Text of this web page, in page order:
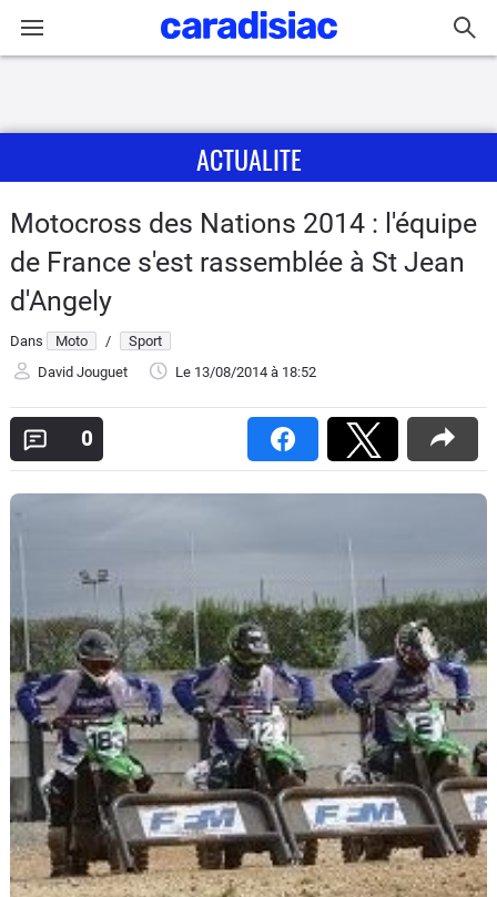
Actu
Essais
Equipement
Avis
Forum
Scooters
Marques
Services
Auto
ACTUALITE
Motocross des Nations 2014 : l'équipe
de France s'est rassemblée à St Jean
d'Angely
Dans Moto /
Sport
David Jouguet
Le 13/08/2014 à 18:52
0